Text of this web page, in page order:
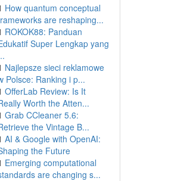
How quantum conceptual
are reshaping...
ROKOK88: Panduan
Super Lengkap yang
Najlepsze sieci reklamowe
Polsce: Ranking i p...
OfferLab Review: Is It
Worth the Atten...
Grab CCleaner 5.6:
the Vintage B...
AI & Google with OpenAI:
the Future
Emerging computational
are changing s...